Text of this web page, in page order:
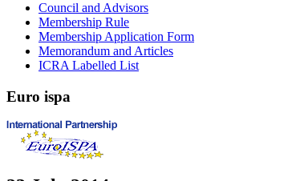
Council and Advisors
Membership Rule
Membership Application Form
Memorandum and Articles
ICRA Labelled List
Euro ispa